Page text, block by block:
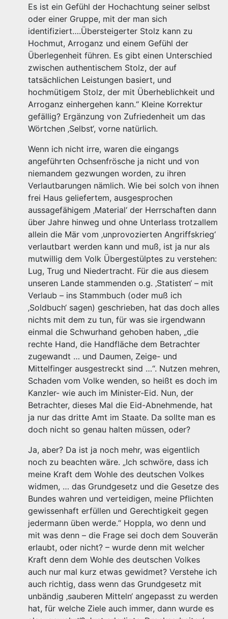
Es ist ein Gefühl der Hochachtung seiner selbst
oder einer Gruppe, mit der man sich
identifiziert….Übersteigerter Stolz kann zu
Hochmut, Arroganz und einem Gefühl der
Überlegenheit führen. Es gibt einen Unterschied
zwischen authentischem Stolz, der auf
tatsächlichen Leistungen basiert, und
hochmütigem Stolz, der mit Überheblichkeit und
Arroganz einhergehen kann.“ Kleine Korrektur
gefällig? Ergänzung von Zufriedenheit um das
Wörtchen ‚Selbst‘, vorne natürlich.
Wenn ich nicht irre, waren die eingangs
angeführten Ochsenfrösche ja nicht und von
niemandem gezwungen worden, zu ihren
Verlautbarungen nämlich. Wie bei solch von ihnen
frei Haus geliefertem, ausgesprochen
aussagefähigem ‚Material‘ der Herrschaften dann
über Jahre hinweg und ohne Unterlass trotzallem
allein die Mär vom ‚unprovozierten Angriffskrieg‘
verlautbart werden kann und muß, ist ja nur als
mutwillig dem Volk Übergestülptes zu verstehen:
Lug, Trug und Niedertracht. Für die aus diesem
unseren Lande stammenden o.g. ‚Statisten‘ – mit
Verlaub – ins Stammbuch (oder muß ich
‚Soldbuch‘ sagen) geschrieben, hat das doch alles
nichts mit dem zu tun, für was sie irgendwann
einmal die Schwurhand gehoben haben, „die
rechte Hand, die Handfläche dem Betrachter
zugewandt … und Daumen, Zeige- und
Mittelfinger ausgestreckt sind …“. Nutzen mehren,
Schaden vom Volke wenden, so heißt es doch im
Kanzler- wie auch im Minister-Eid. Nun, der
Betrachter, dieses Mal die Eid-Abnehmende, hat
ja nur das dritte Amt im Staate. Da sollte man es
doch nicht so genau halten müssen, oder?
Ja, aber? Da ist ja noch mehr, was eigentlich
noch zu beachten wäre. „Ich schwöre, dass ich
meine Kraft dem Wohle des deutschen Volkes
widmen, … das Grundgesetz und die Gesetze des
Bundes wahren und verteidigen, meine Pflichten
gewissenhaft erfüllen und Gerechtigkeit gegen
jedermann üben werde.“ Hoppla, wo denn und
mit was denn – die Frage sei doch dem Souverän
erlaubt, oder nicht? – wurde denn mit welcher
Kraft denn dem Wohle des deutschen Volkes
auch nur mal kurz etwas gewidmet? Verstehe ich
auch richtig, dass wenn das Grundgesetz mit
unbändig ‚sauberen Mitteln‘ angepasst zu werden
hat, für welche Ziele auch immer, dann wurde es